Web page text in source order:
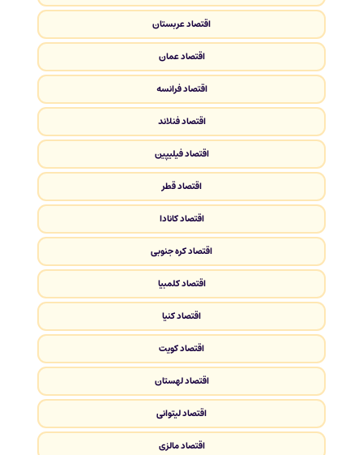
اقتصاد عربستان
اقتصاد عمان
اقتصاد فرانسه
اقتصاد فنلاند
اقتصاد فیلیپین
اقتصاد قطر
اقتصاد کانادا
اقتصاد کره جنوبی
اقتصاد کلمبیا
اقتصاد کنیا
اقتصاد کویت
اقتصاد لهستان
اقتصاد لیتوانی
اقتصاد مالزی